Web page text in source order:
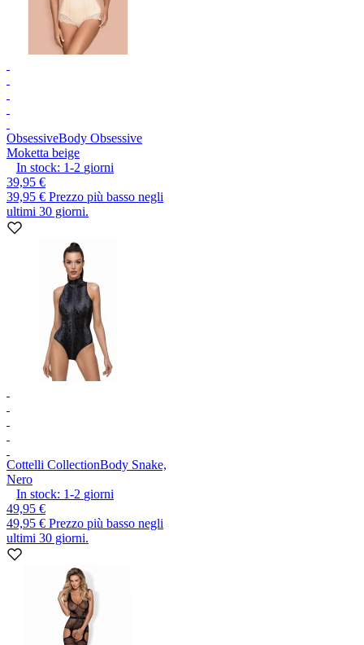
ObsessiveBody Obsessive
Moketta beige
In stock: 1-2 giorni
39,95 €
39,95 € Prezzo più basso negli
ultimi 30 giorni.
Cottelli CollectionBody Snake,
Nero
In stock: 1-2 giorni
49,95 €
49,95 € Prezzo più basso negli
ultimi 30 giorni.